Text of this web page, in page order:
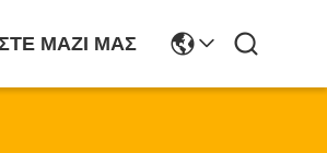
ΜΑΖΊ ΜΑΣ